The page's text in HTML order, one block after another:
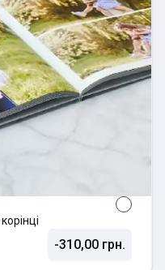
-310,00 грн.